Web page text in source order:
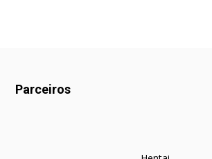
Parceiros